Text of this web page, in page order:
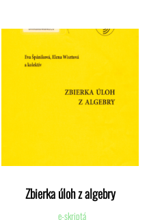
Zbierka úloh z algebry
e-skriptá